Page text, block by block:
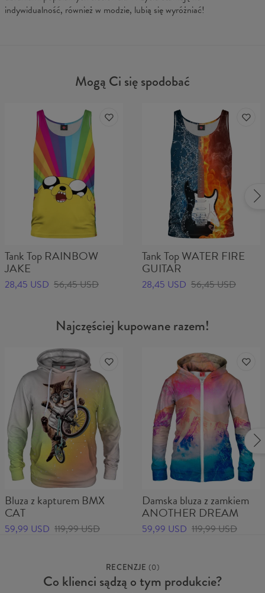
indywidualność, również w modzie, lubią się wyróżniać!
Mogą Ci się spodobać
Tank Top RAINBOW
JAKE
28,45 USD 56,45 USD
Tank Top WATER FIRE
GUITAR
28,45 USD 56,45 USD
Najczęściej kupowane razem!
Bluza z kapturem BMX
CAT
59,99 USD 119,99 USD
Damska bluza z zamkiem
ANOTHER DREAM
59,99 USD 119,99 USD
RECENZJE (0)
Co klienci sądzą o tym produkcie?